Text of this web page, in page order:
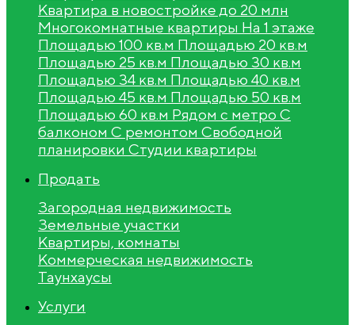
Квартира в новостройке до 20 млн
Многокомнатные квартиры На 1 этаже
Площадью 100 кв.м Площадью 20 кв.м
Площадью 25 кв.м Площадью 30 кв.м
Площадью 34 кв.м Площадью 40 кв.м
Площадью 45 кв.м Площадью 50 кв.м
Площадью 60 кв.м Рядом с метро С
балконом С ремонтом Свободной
планировки Студии квартиры
Продать
Загородная недвижимость
Земельные участки
Квартиры, комнаты
Коммерческая недвижимость
Таунхаусы
Услуги